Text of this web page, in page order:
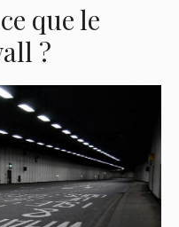
que le
?